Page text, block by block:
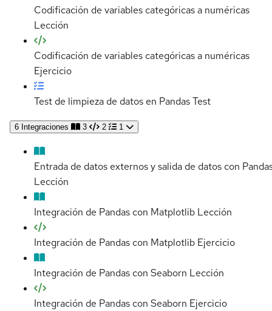
Codificación de variables categóricas a numéricas
Lección
Codificación de variables categóricas a numéricas
Ejercicio
Test de limpieza de datos en PandasTest
6 Integraciones 3 2 1
Entrada de datos externos y salida de datos con
Lección
Integración de Pandas con Matplotlib Lección
Integración de Pandas con Matplotlib Ejercicio
Integración de Pandas con Seaborn Lección
Integración de Pandas con Seaborn Ejercicio